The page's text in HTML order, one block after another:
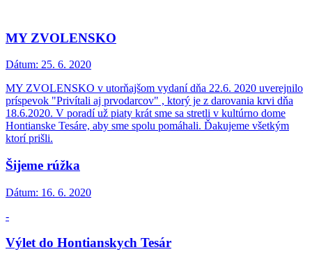
MY ZVOLENSKO
Dátum: 25. 6. 2020
MY ZVOLENSKO v utorňajšom vydaní dňa 22.6. 2020 uverejnilo
príspevok "Privítali aj prvodarcov" , ktorý je z darovania krvi dňa
18.6.2020. V poradí už piaty krát sme sa stretli v kultúrno dome
Hontianske Tesáre, aby sme spolu pomáhali. Ďakujeme všetkým
ktorí prišli.
Šijeme rúžka
Dátum: 16. 6. 2020
-
Výlet do Hontianskych Tesár